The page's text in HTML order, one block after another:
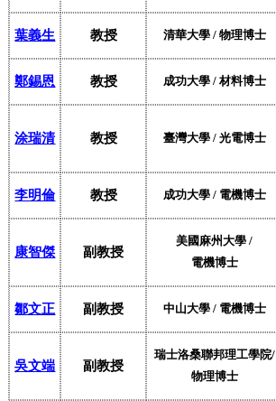
葉義生 教授 清華大學/ 物理博士
鄭錫恩 教授 成功大學/ 材料博士
涂瑞清 教授 臺灣大學/ 光電博士
李明倫 教授 成功大學/ 電機博士
康智傑 副教授
美國麻州大學 /
電機博士
鄒文正 副教授 中山大學/ 電機博士
吳文端 副教授
瑞士洛桑聯邦理工學院/
物理博士